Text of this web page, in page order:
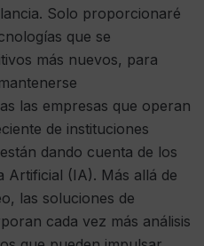
Solo proporcionaré
que se
más nuevos, para
las empresas que operan
de instituciones
dando cuenta de los
Artificial (IA). Más allá de
las soluciones de
cada vez más análisis